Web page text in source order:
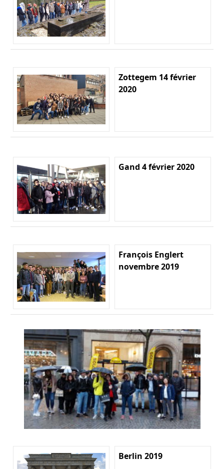
Zottegem 14 février
2020
Gand 4 février 2020
François Englert
novembre 2019
Berlin 2019